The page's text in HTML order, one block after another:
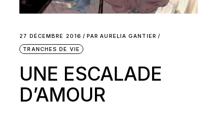
27 DÉCEMBRE 2016 PAR AURELIA GANTIER
TRANCHES DE VIE
UNE ESCALADE
D’AMOUR